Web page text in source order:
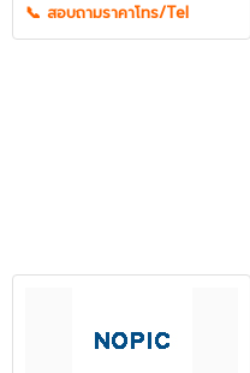
📞 สอบถามราคาโทร/Tel